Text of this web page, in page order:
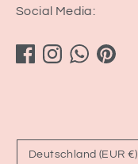
Social Media:
Währung
Deutschland (EUR €)